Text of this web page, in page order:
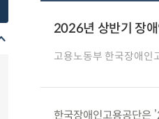
2026년 상반기 장
고용노동부 한국장애인
한국장애인고용공단은